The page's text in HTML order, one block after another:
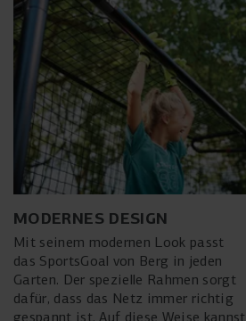
MODERNES DESIGN
Mit seinem modernen Look passt
das SportsGoal von Berg in jeden
Garten. Der spezielle Rahmen sorgt
dafür, dass das Netz immer richtig
gespannt ist. Auf diese Weise kannst